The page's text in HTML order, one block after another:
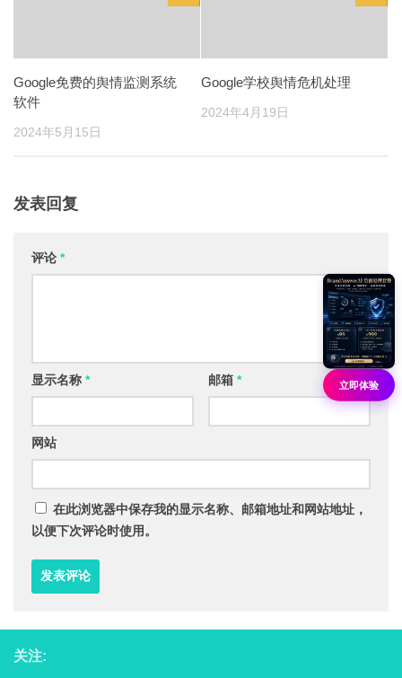
Google免费的舆情监测系统
软件
2024年5月15日
Google学校舆情危机处理
2024年4月19日
发表回复
评论 *
显示名称 * 邮箱 *
网站
在此浏览器中保存我的显示名称、邮箱地址和网站地址，
以便下次评论时使用。
关注:
立即体验